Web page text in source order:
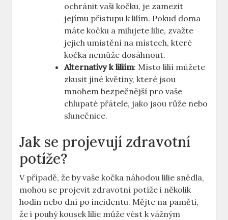
ochránit vaši kočku, je zamezit
jejímu přístupu k lilím. Pokud doma
máte kočku a milujete lilie, zvažte
jejich umístění na místech, které
kočka nemůže dosáhnout.
Alternativy k liliím: Místo lilií můžete
zkusit jiné květiny, které jsou
mnohem bezpečnější pro vaše
chlupaté přátele, jako jsou růže nebo
slunečnice.
Jak se projevují zdravotní
potíže?
V případě, že by vaše kočka náhodou lilie snědla,
mohou se projevit zdravotní potíže i několik
hodin nebo dní po incidentu. Mějte na paměti,
že i pouhý kousek lilie může vést k vážným